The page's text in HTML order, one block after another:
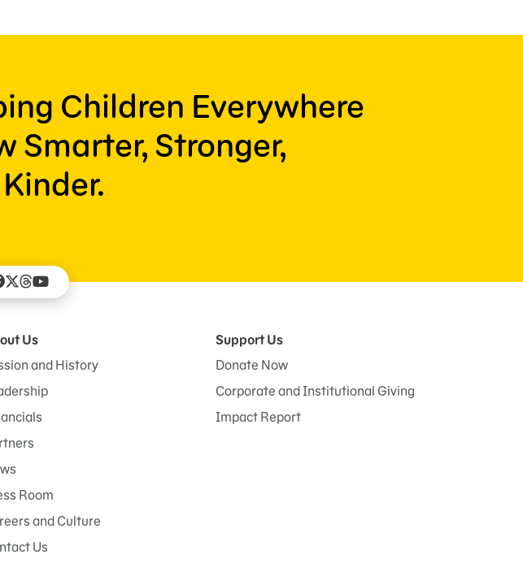
Children Everywhere
Smarter, Stronger,
Us
and History
Room
and Culture
Us
Support Us
Donate Now
Corporate and Institutional Giving
Impact Report